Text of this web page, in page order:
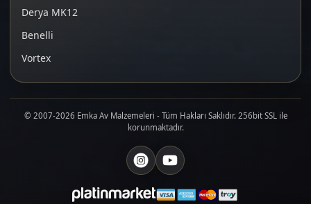
üreticiler; AR-GE yatırımları, servis ağı ve yedek
rol oynar.
da başlangıç için tüm ekipmanı bir arada sunar.
İşçilik ve malzeme:Ahşap kundak, ayarlı dipçik,
regülatör ve ses kesici gibi ekstra özellikler fiyat
skalasında üst seviyelere işaret eder.
Yasal Durum ve Güvenli
Kullanım
Derya MK12
Benelli
Vortex
© 2007-2026 Emka Av Malzemeleri - Tüm Hakları Saklıdır. 256bit SSL ile
korunmaktadır.